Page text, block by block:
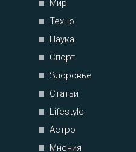
Мир
Техно
Наука
Спорт
Здоровье
Статьи
Lifestyle
Астро
Мнения